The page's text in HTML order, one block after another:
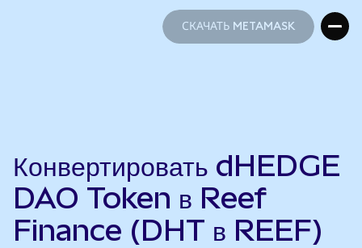
СКАЧАТЬ METAMASK
Конвертировать dHEDGE
DAO Token в Reef
Finance (DHT в REEF)